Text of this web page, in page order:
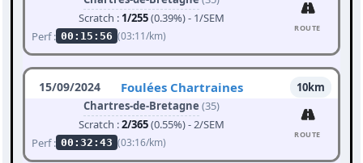
Scratch : 1/255(0.39%) - 1/SEM
Perf : 00:15:56 (03:11/km)
ROUTE
15/09/2024 Foulées Chartraines
10km
Chartres-de-Bretagne (35)
Scratch :2/365(0.55%) - 2/SEM
Perf : 00:32:43 (03:16/km)
ROUTE